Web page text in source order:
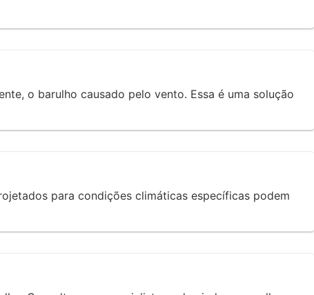
o barulho causado pelo vento. Essa é uma solução
para condições climáticas específicas podem